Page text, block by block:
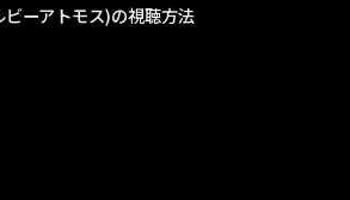
ーアトモス)の視聴方法